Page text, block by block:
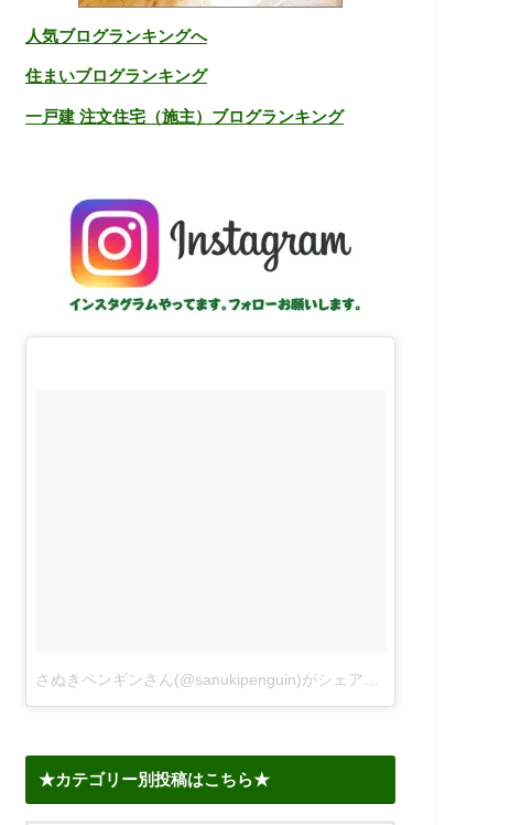
人気ブログランキングへ
住まいブログランキング
一戸建 注文住宅（施主）ブログランキング
★カテゴリー別投稿はこちら★